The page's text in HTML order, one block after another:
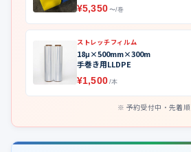
¥5,350 〜/巻
ストレッチフィルム
18μ×500mm×300m
手巻き用LLDPE
¥1,500 /本
予約受付中・先着順